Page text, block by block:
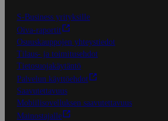
S-Business yrityksille
Oiva-raportit
Osuuskauppojen yhteystiedot
Tilaus- ja toimitusehdot
Tietosuojakäytäntö
Palvelun käyttöehdot
Saavutettavuus
Mobiilisovelluksen saavutettavuus
Mainostajalle